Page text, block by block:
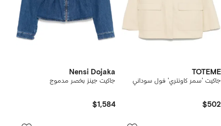
TOTEME
جاكيت 'سمر كاونتري' فول سوداني
$502
Nensi Dojaka
جاكيت جينز بخصر مدموج
$1,584